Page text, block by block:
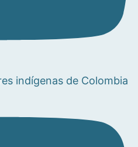
indígenas de Colombia